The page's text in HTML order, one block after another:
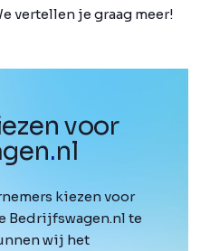
vertellen je graag meer!
voor
.nl
kiezen voor
Bedrijfswagen.nl te
wij het